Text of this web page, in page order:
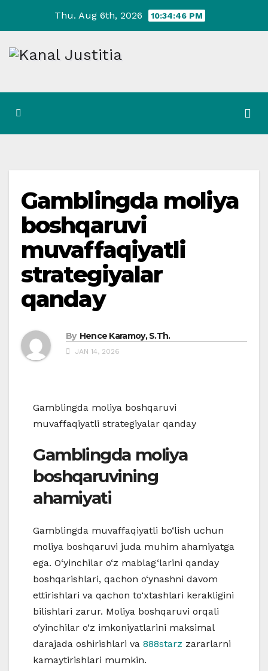
Thu. Aug 6th, 2026 10:34:46 PM
Gamblingda moliya
boshqaruvi
muvaffaqiyatli
strategiyalar
qanday
By Hence Karamoy, S.Th.
JAN 14, 2026
Gamblingda moliya boshqaruvi
muvaffaqiyatli strategiyalar qanday
Gamblingda moliya
boshqaruvining
ahamiyati
Gamblingda muvaffaqiyatli bo‘lish uchun
moliya boshqaruvi juda muhim ahamiyatga
ega. O‘yinchilar o‘z mablag‘larini qanday
boshqarishlari, qachon o‘ynashni davom
ettirishlari va qachon to‘xtashlari kerakligini
bilishlari zarur. Moliya boshqaruvi orqali
o‘yinchilar o‘z imkoniyatlarini maksimal
darajada oshirishlari va 888starz zararlarni
kamaytirishlari mumkin.